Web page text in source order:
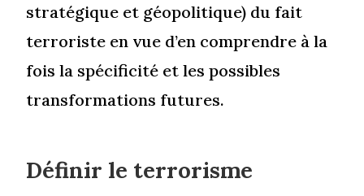
stratégique et géopolitique) du fait
terroriste en vue d’en comprendre à la
fois la spécificité et les possibles
transformations futures.
Définir le terrorisme